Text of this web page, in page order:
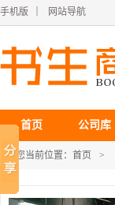
手机版 网站导航
首页 公司库
您当前位置： 首页 >